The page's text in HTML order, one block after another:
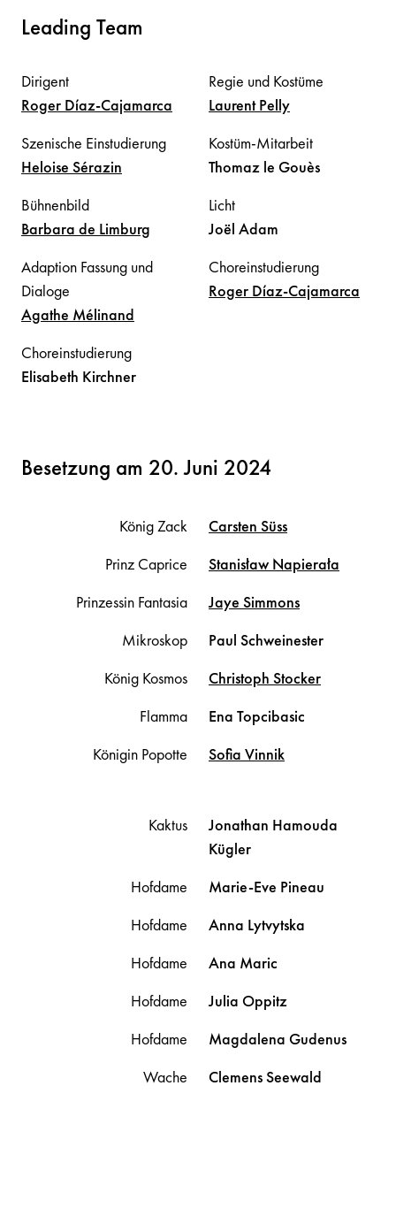
Leading Team
Dirigent
Roger Díaz-Cajamarca
Regie und Kostüme
LaurentPelly
Szenische Einstudierung
Heloise Sérazin
Kostüm-Mitarbeit
Thomaz le Gouès
Bühnenbild
Barbara de Limburg
Licht
Joël Adam
Adaption Fassung und
Dialoge
Agathe Mélinand
Choreinstudierung
Roger Díaz-Cajamarca
Choreinstudierung
Elisabeth Kirchner
Besetzung am 20. Juni 2024
König Zack Carsten Süss
Prinz Caprice
Stanisław Napierała
Prinzessin Fantasia
Jaye Simmons
Mikroskop
Paul Schweinester
König Kosmos
Christoph Stocker
Flamma
Ena Topcibasic
Königin Popotte
Sofia Vinnik
Kaktus
Jonathan Hamouda
Kügler
Hofdame
Marie-Eve Pineau
Hofdame
Anna Lytvytska
Hofdame
Ana Maric
Hofdame
Julia Oppitz
Hofdame
Magdalena Gudenus
Wache
ClemensSeewald